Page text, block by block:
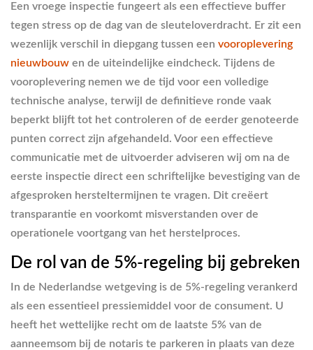
Een vroege inspectie fungeert als een effectieve buffer
tegen stress op de dag van de sleuteloverdracht. Er zit een
wezenlijk verschil in diepgang tussen een vooroplevering
nieuwbouw en de uiteindelijke eindcheck. Tijdens de
vooroplevering nemen we de tijd voor een volledige
technische analyse, terwijl de definitieve ronde vaak
beperkt blijft tot het controleren of de eerder genoteerde
punten correct zijn afgehandeld. Voor een effectieve
communicatie met de uitvoerder adviseren wij om na de
eerste inspectie direct een schriftelijke bevestiging van de
afgesproken hersteltermijnen te vragen. Dit creëert
transparantie en voorkomt misverstanden over de
operationele voortgang van het herstelproces.
De rol van de 5%-regeling bij gebreken
In de Nederlandse wetgeving is de 5%-regeling verankerd
als een essentieel pressiemiddel voor de consument. U
heeft het wettelijke recht om de laatste 5% van de
aanneemsom bij de notaris te parkeren in plaats van deze